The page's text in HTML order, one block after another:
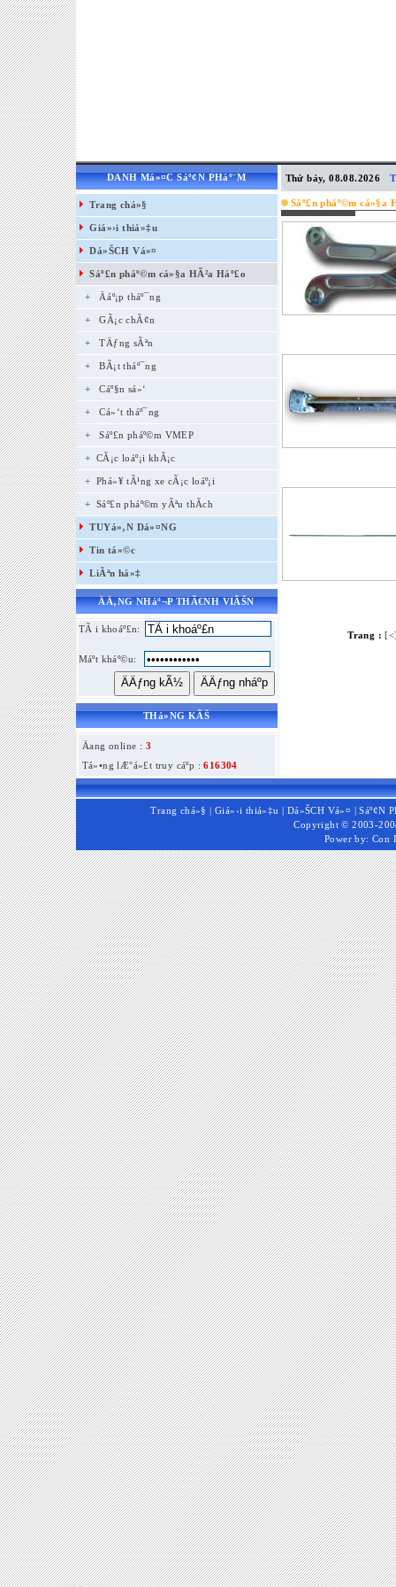
DANH Má»¤C Sáº¢N PHáº¨M
Trang chá»§
Giá»›i thiá»‡u
Dá»ŠCH Vá»¤
Sáº£n pháº©m cá»§a HÃ²a Háº£o
+ Äáº¡p tháº¯ng
+GÃ¡c chÃ¢n
+TÄƒng sÃªn
+BÃ¡t tháº¯ng
+Cáº§n sá»‘
+Cá»‘t tháº¯ng
+Sáº£n pháº©m VMEP
+ CÃ¡c loáº¡i khÃ¡c
+ Phá»¥ tÃ¹ng xe cÃ¡c loáº¡i
+ Sáº£n pháº©m yÃªu thÃ­ch
TUYá»‚N Dá»¤NG
Tin tá»©c
LiÃªn há»‡
ÄÄ‚NG NHáº¬P THÃ€NH VIÃŠN
TÃ i khoáº£n:
Máº­t kháº©u:
THá»NG KÃŠ
Äang online : 3
Tá»•ng lÆ°á»£t truy cáº­p :616304
Thứ bảy, 08.08.2026
Sáº£n pháº©m cá»§a
Trang :
Trang chá»§ |Giá»›i thiá»‡u | Dá»ŠCH Vá»¤ |Sáº¢N
Copyright © 2003-
Power by: Con